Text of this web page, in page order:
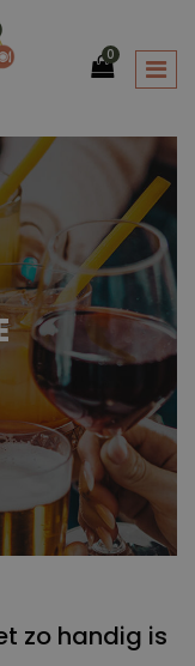
0
zo handig is